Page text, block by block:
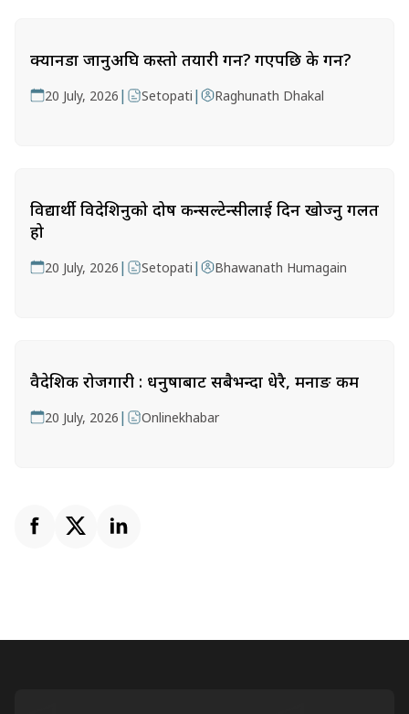
क्यानडा जानुअघि कस्तो तयारी गर्ने? गएपछि के गर्ने?
20 July, 2026 | Setopati | Raghunath Dhakal
विद्यार्थी विदेशिनुको दोष कन्सल्टेन्सीलाई दिन खोज्नु गलत
हो
20 July, 2026 | Setopati | Bhawanath Humagain
वैदेशिक रोजगारी : धनुषाबाट सबैभन्दा धेरै, मनाङ कम
20 July, 2026 | Onlinekhabar